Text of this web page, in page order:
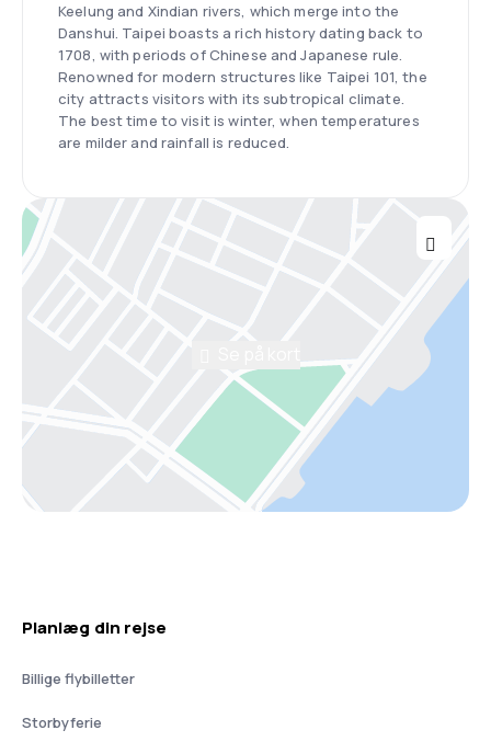
Keelung and Xindian rivers, which merge into the
Danshui. Taipei boasts a rich history dating back to
1708, with periods of Chinese and Japanese rule.
Renowned for modern structures like Taipei 101, the
city attracts visitors with its subtropical climate.
The best time to visit is winter, when temperatures
are milder and rainfall is reduced.
Planlæg din rejse
Billige flybilletter
Storbyferie